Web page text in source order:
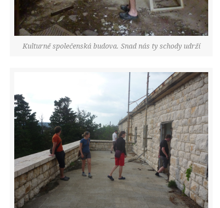
Kulturně společenská budova. Snad nás ty schody udrží